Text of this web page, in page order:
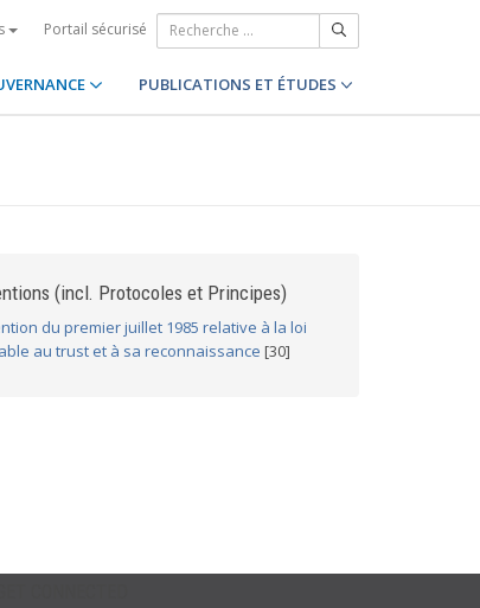
Portail sécurisé
PUBLICATIONS ET ÉTUDES
(incl. Protocoles et Principes)
du premier juillet 1985 relative à la loi
au trust et à sa reconnaissance [30]